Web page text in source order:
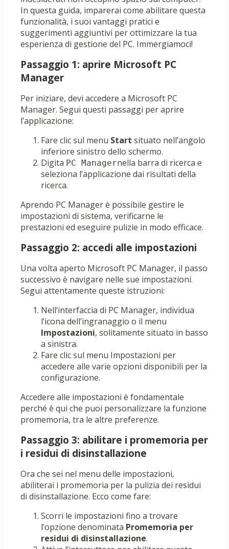
In questa guida, imparerai come abilitare questa
funzionalità, i suoi vantaggi pratici e
suggerimenti aggiuntivi per ottimizzare la tua
esperienza di gestione del PC. Immergiamoci!
Passaggio 1: aprire Microsoft PC
Manager
Per iniziare, devi accedere a Microsoft PC
Manager. Segui questi passaggi per aprire
l’applicazione:
Fare clic sul menu Start situato nell’angolo
inferiore sinistro dello schermo.
Digita PC Managernella barra di ricerca e
seleziona l’applicazione dai risultati della
ricerca.
Aprendo PC Manager è possibile gestire le
impostazioni di sistema, verificarne le
prestazioni ed eseguire pulizie in modo efficace.
Passaggio 2: accedi alle impostazioni
Una volta aperto Microsoft PC Manager, il passo
successivo è navigare nelle sue impostazioni.
Segui attentamente queste istruzioni:
Nell’interfaccia di PC Manager, individua
l’icona dell’ingranaggio o il menu
Impostazioni, solitamente situato in basso
a sinistra.
Fare clic sul menu Impostazioni per
accedere alle varie opzioni disponibili per la
configurazione.
Accedere alle impostazioni è fondamentale
perché è qui che puoi personalizzare la funzione
promemoria, tra le altre preferenze.
Passaggio 3: abilitare i promemoria per
i residui di disinstallazione
Ora che sei nel menu delle impostazioni,
abiliterai i promemoria per la pulizia dei residui
di disinstallazione. Ecco come fare:
Scorri le impostazioni fino a trovare
l’opzione denominata Promemoria per
residui di disinstallazione.